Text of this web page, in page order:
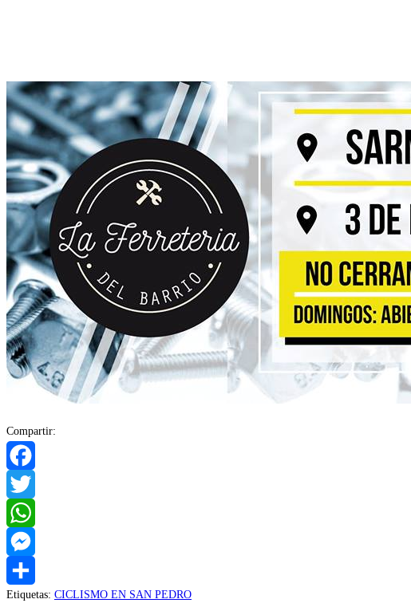
Compartir:
Facebook
Twitter
WhatsApp
Messenger
Compartir
Etiquetas: CICLISMO EN SAN PEDRO